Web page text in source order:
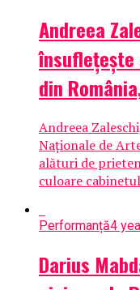
Andreea
din
Andreea
Naționale de
alături de
culoare
Performanță4
Darius